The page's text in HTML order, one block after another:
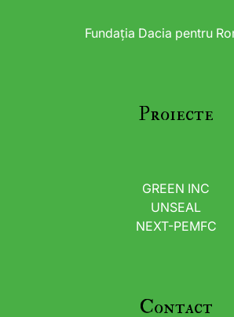
Fundația Dacia pentru
Proiecte
GREEN INC
UNSEAL
NEXT-PEMFC
Contact